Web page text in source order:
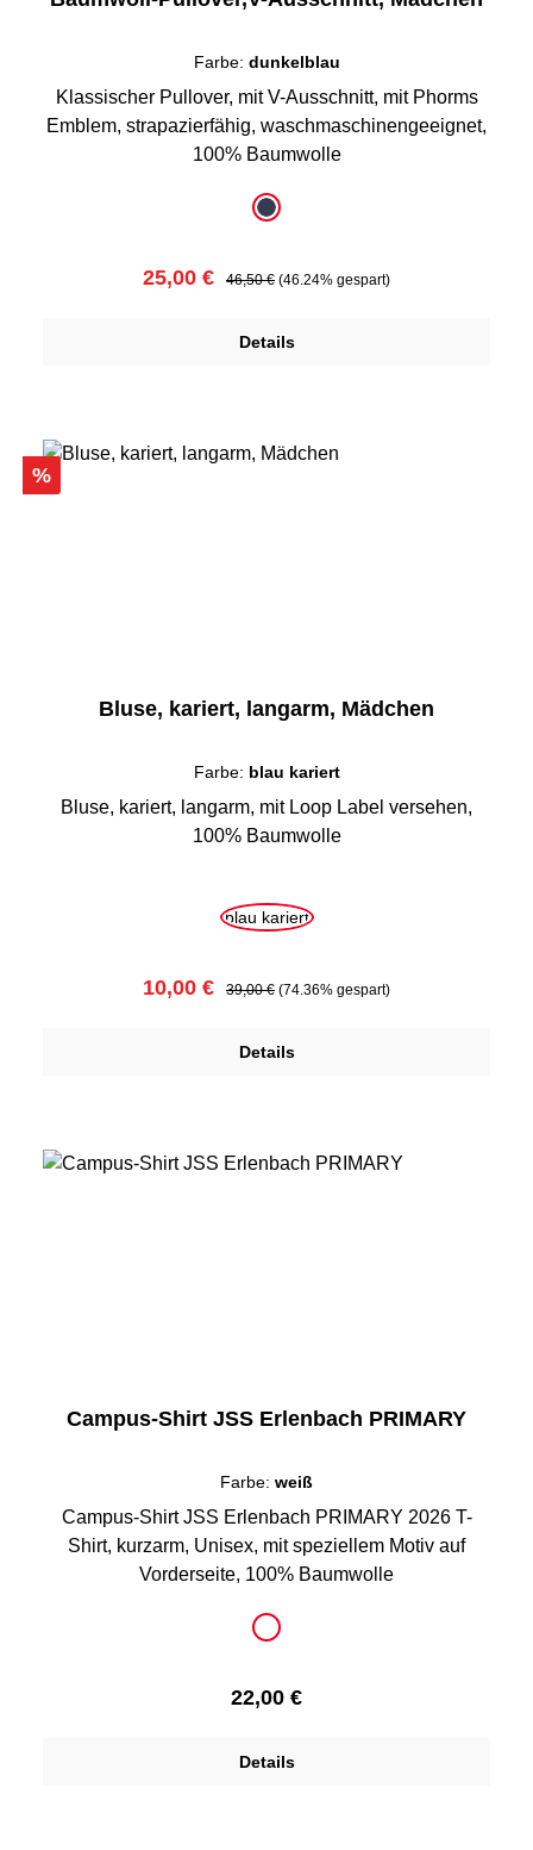
Farbe: dunkelblau
Klassischer Pullover, mit V-Ausschnitt, mit Phorms
Emblem, strapazierfähig, waschmaschinengeeignet,
100% Baumwolle
dunkelblau
Verkaufspreis:
25,00 € Regulärer Preis:
46,50 € (46.24% gespart)
Details
Rabatt
%
Bluse, kariert, langarm, Mädchen
Farbe: blau kariert
Bluse, kariert, langarm, mit Loop Label versehen,
100% Baumwolle
auswählenblau kariert
Verkaufspreis:
10,00 € Regulärer Preis:
39,00 € (74.36% gespart)
Details
Campus-Shirt JSS Erlenbach PRIMARY
Farbe: weiß
Campus-Shirt JSS Erlenbach PRIMARY 2026 T-
Shirt, kurzarm, Unisex, mit speziellem Motiv auf
Vorderseite, 100% Baumwolle
weiß
Regulärer Preis:
22,00 €
Details